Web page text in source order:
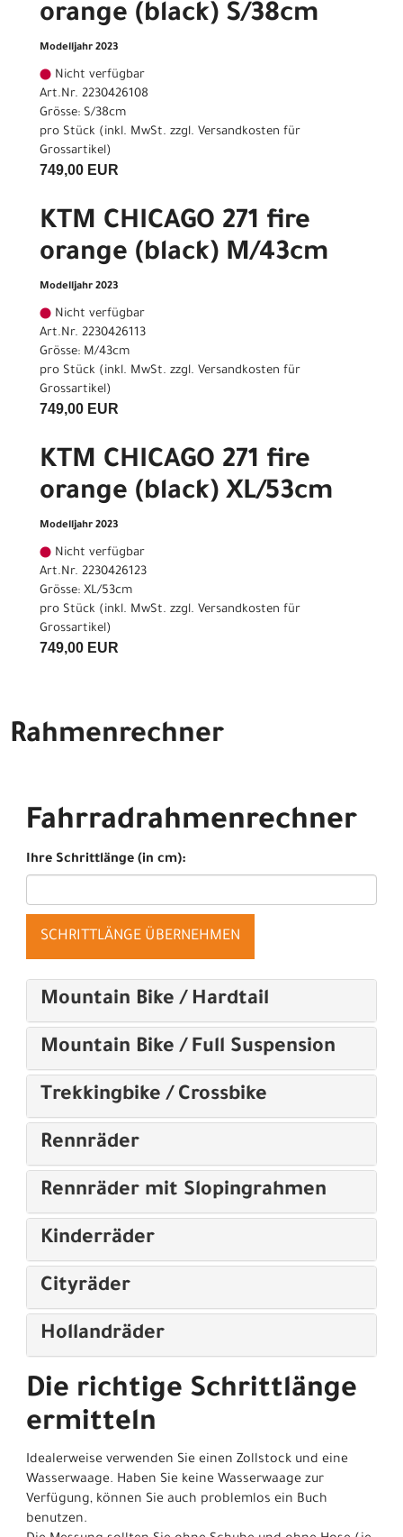
orange (black) S/38cm
Modelljahr 2023
Nicht verfügbar
Art.Nr. 2230426108
Grösse: S/38cm
pro Stück (inkl. MwSt. zzgl. Versandkosten für
Grossartikel)
749,00 EUR
KTM CHICAGO 271 fire
orange (black) M/43cm
Modelljahr 2023
Nicht verfügbar
Art.Nr. 2230426113
Grösse: M/43cm
pro Stück (inkl. MwSt. zzgl. Versandkosten für
Grossartikel)
749,00 EUR
KTM CHICAGO 271 fire
orange (black) XL/53cm
Modelljahr 2023
Nicht verfügbar
Art.Nr. 2230426123
Grösse: XL/53cm
pro Stück (inkl. MwSt. zzgl. Versandkosten für
Grossartikel)
749,00 EUR
Rahmenrechner
Fahrradrahmenrechner
Ihre Schrittlänge (in cm):
SCHRITTLÄNGE ÜBERNEHMEN
Mountain Bike / Hardtail
Mountain Bike / Full Suspension
Trekkingbike / Crossbike
Rennräder
Rennräder mit Slopingrahmen
Kinderräder
Cityräder
Hollandräder
Die richtige Schrittlänge
ermitteln
Idealerweise verwenden Sie einen Zollstock und eine
Wasserwaage. Haben Sie keine Wasserwaage zur
Verfügung, können Sie auch problemlos ein Buch
benutzen.